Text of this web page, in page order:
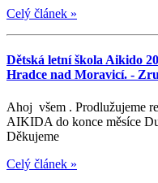
Celý článek »
Dětská letní škola Aikido
Hradce nad Moravicí. -
Ahoj všem . Prodlužujeme
AIKIDA do konce měsíce
Děkujeme
Celý článek »